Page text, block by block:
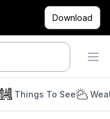
Download
Things To See